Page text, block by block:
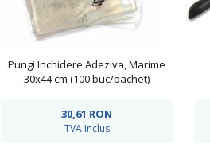
Pungi Inchidere Adeziva, Marime
30x44 cm (100 buc/pachet)
30,61 RON
TVA Inclus